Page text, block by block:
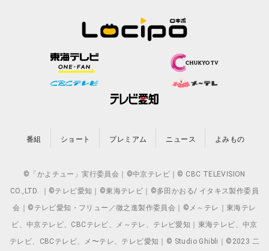
番組 ショート プレミアム ニュース よみもの
©「かよチュー」実行委員会｜©中京テレビ｜© CBC TELEVISION
CO.,LTD. ｜©テレビ愛知｜©東海テレビ｜©多田かおる/ イタキス製作委員
会｜©テレビ愛知・フリュー／徹之進製作委員会｜©メ～テレ｜東海テレ
ビ、中京テレビ、CBCテレビ、メ～テレ、テレビ愛知｜東海テレビ、中京
テレビ、CBCテレビ、メ〜テレ、テレビ愛知｜© Studio Ghibli｜©2023 二